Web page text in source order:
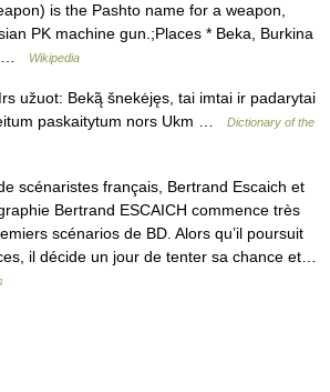
is the Pashto name for a weapon,
PK machine gun.;Places * Beka, Burkina
…
Wikipedia
užuot: Beką̃ šnekėjęs, tai imtai ir padarytai
paskaitytum nors Ukm …
Dictionary of the
scénaristes français, Bertrand Escaich et
Bertrand ESCAICH commence très
scénarios de BD. Alors qu’il poursuit
il décide un jour de tenter sa chance et…